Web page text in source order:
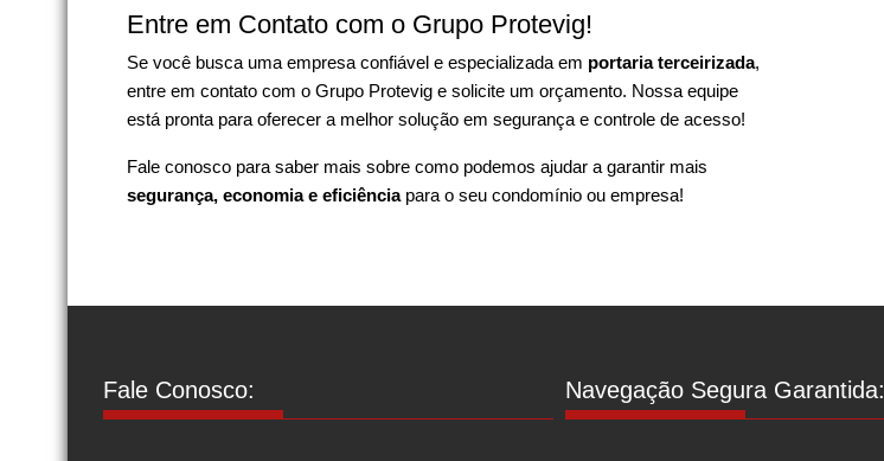
Entre em Contato com o Grupo Protevig!
Se você busca uma empresa confiável e especializada em portaria terceirizada,
entre em contato com o Grupo Protevig e solicite um orçamento. Nossa equipe
está pronta para oferecer a melhor solução em segurança e controle de acesso!
Fale conosco para saber mais sobre como podemos ajudar a garantir mais
segurança, economia e eficiênciapara o seu condomínio ou empresa!
Fale Conosco: Navegação Segura Garantida: